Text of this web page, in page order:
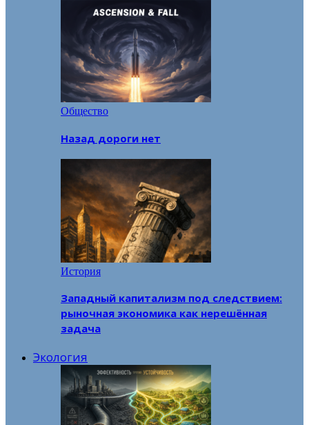
Общество
Назад дороги нет
История
Западный капитализм под следствием:
рыночная экономика как нерешённая
задача
Экология